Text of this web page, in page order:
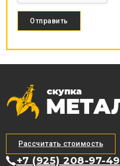
Рассчитать стоимость
+7 (925) 208-97-49